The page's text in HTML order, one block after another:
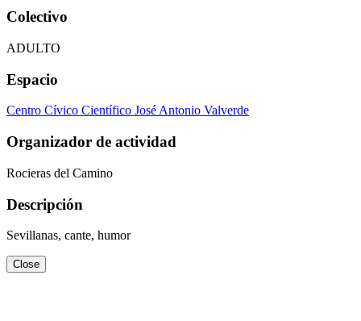
Colectivo
ADULTO
Espacio
Centro Cívico Científico José Antonio Valverde
Organizador de actividad
Rocieras del Camino
Descripción
Sevillanas, cante, humor
Close